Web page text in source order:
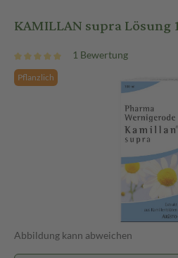
KAMILLAN supra
1 Bewertung
Pflanzlich
Abbildung kann abweichen